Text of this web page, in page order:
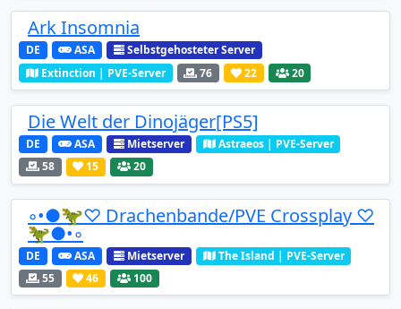
Ark Insomnia
DE ASA
Selbstgehosteter Server
Extinction | PVE-Server
76 22 20
Die Welt der Dinojäger[PS5]
DE ASA Mietserver
Astraeos | PVE-Server
58
15 20
◦•●🦖♡ Drachenbande/PVE Crossplay ♡
🦖●•◦
DE ASA Mietserver
The Island | PVE-Server
55
46 100